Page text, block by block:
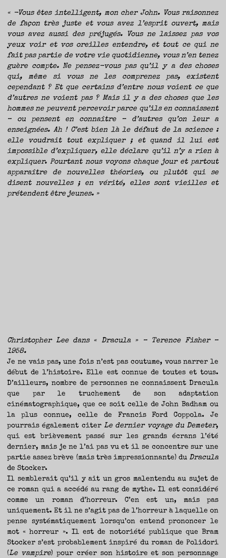
« -Vous êtes intelligent, mon cher John. Vous raisonnez
de façon très juste et vous avez l’esprit ouvert, mais
vous avez aussi des préjugés. Vous ne laissez pas vos
yeux voir et vos oreilles entendre, et tout ce qui ne
fait pas partie de votre vie quotidienne, vous n’en tenez
guère compte. Ne pensez-vous pas qu’il y a des choses
qui, même si vous ne les comprenez pas, existent
cependant ? Et que certains d’entre nous voient ce que
d’autres ne voient pas ? Mais il y a des choses que les
hommes ne peuvent percevoir parce qu’ils en connaissent
– ou pensent en connaître – d’autres qu’on leur a
enseignées. Ah ! C’est bien là le défaut de la science :
elle voudrait tout expliquer ; et quand il lui est
impossible d’expliquer, elle déclare qu’il n’y a rien à
expliquer. Pourtant nous voyons chaque jour et partout
apparaître de nouvelles théories, ou plutôt qui se
disent nouvelles ; en vérité, elles sont vieilles et
prétendent être jeunes. »
Christopher Lee dans « Dracula » – Terence Fisher –
1958.
Je ne vais pas, une fois n’est pas coutume, vous narrer le
début de l’histoire. Elle est connue de toutes et tous.
D’ailleurs, nombre de personnes ne connaissent Dracula
que par le truchement de son adaptation
cinématographique, que ce soit celle de John Badham ou
la plus connue, celle de Francis Ford Coppola. Je
pourrais également citer Le dernier voyage du Demeter,
qui est brièvement passé sur les grands écrans l’été
dernier, mais je ne l’ai pas vu et il se concentre sur une
partie assez brève (mais très impressionnante) du Dracula
de Stocker.
Il semblerait qu’il y ait un gros malentendu au sujet de
ce roman qui a accédé au rang de mythe. Il est considéré
comme un roman d’horreur. C’en est un, mais pas
uniquement. Et il ne s’agit pas de l’horreur à laquelle on
pense systématiquement lorsqu’on entend prononcer le
mot « horreur ». Il est de notoriété publique que Bram
Stocker s’est probablement inspiré du roman de Polidori
(Le vampire) pour créer son histoire et son personnage